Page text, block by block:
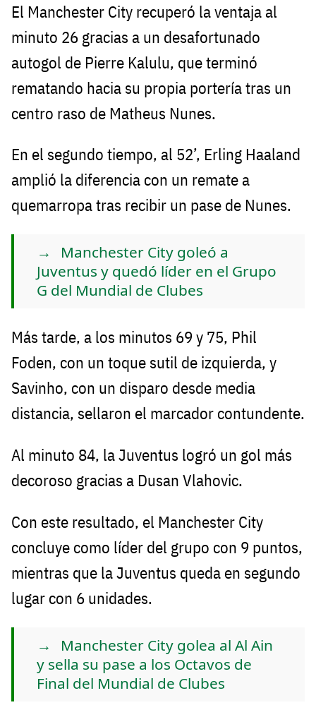
El Manchester City recuperó la ventaja al
minuto 26 gracias a un desafortunado
autogol de Pierre Kalulu, que terminó
rematando hacia su propia portería tras un
centro raso de Matheus Nunes.
En el segundo tiempo, al 52’, Erling Haaland
amplió la diferencia con un remate a
quemarropa tras recibir un pase de Nunes.
Manchester City goleó a
Juventus y quedó líder en el Grupo
G del Mundial de Clubes
Más tarde, a los minutos 69 y 75, Phil
Foden, con un toque sutil de izquierda, y
Savinho, con un disparo desde media
distancia, sellaron el marcador contundente.
Al minuto 84, la Juventus logró un gol más
decoroso gracias a Dusan Vlahovic.
Con este resultado, el Manchester City
concluye como líder del grupo con 9 puntos,
mientras que la Juventus queda en segundo
lugar con 6 unidades.
Manchester City golea al Al Ain
y sella su pase a los Octavos de
Final del Mundial de Clubes